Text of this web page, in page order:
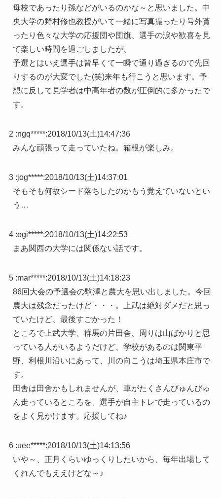
母校であったり孫などがいるのかな～と思いました。中
央大学の野村修也教授がいて一緒に写真撮ったり号外貰
ったり色々な大学の応援団や団旗、選手の涙や歓喜を見
て楽しい時間を過ごしましたが、
予選とはいえ選手は皆早くて一瞬で通り過ぎるので先回
りするのが大変でした(笑)来年も行こうと思います。予
想に反して見学者は中高年者の数が圧倒的に多かったで
す。
2 :ngq*****:2018/10/13(土)14:47:36
みんな頑張って走っていたね。箱根が楽しみ。
3 :jog*****:2018/10/13(土)14:37:01
そもそも何故シード落ちしたのかもう覚えていないとい
う…
4 :ogi*****:2018/10/13(土)14:22:53
まあ関西の大学には関係ない話です。
5 :mar*****:2018/10/13(土)14:18:23
86回大会の予選会の駒澤と農大を思い出しました。今回
農大は残念だったけど・・・。上武は絶対ダメだと思っ
ていたけど、最後すごかった！
ところで上武大学、群馬の片田舎、周りは山ばかりと思
っている人がいるようだけど、学校があるのは関東平
野、利根川沿いにあって、川の向こうは埼玉県本庄市で
す。
田舎は田舎かもしれませんが、車がたくさんびゅんびゅ
ん走っているところを、選手が自主トレで走っているの
をよく見かけます。応援してね♪
6 :uee*****:2018/10/13(土)14:13:56
いや～、正月くらいゆっくりしたいから、毎年出場して
くれんでもええけどな～♪